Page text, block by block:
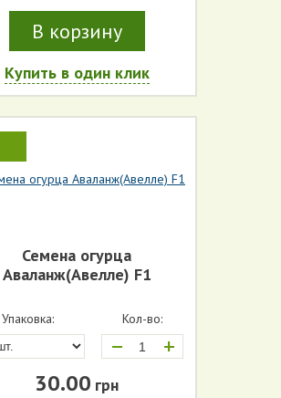
Производитель (все)
Срок созревания (все)
Цвет (все)
В корзину
Купить в один клик
Семена огурца
Аваланж(Авелле) F1
Упаковка: Кол-во:
+
30.00 грн